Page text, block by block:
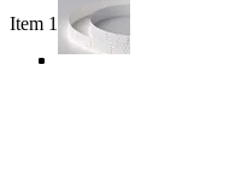
Item 1 of 4